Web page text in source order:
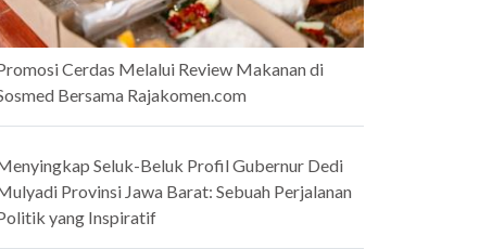
Cerdas Melalui Review Makanan di
Bersama Rajakomen.com
Seluk-Beluk Profil Gubernur Dedi
Provinsi Jawa Barat: Sebuah Perjalanan
yang Inspiratif